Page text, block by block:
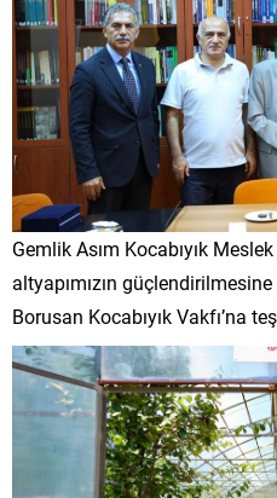
Gemlik Asım Kocabıyık
altyapımızın
Borusan Kocabıyık Vakfı’na